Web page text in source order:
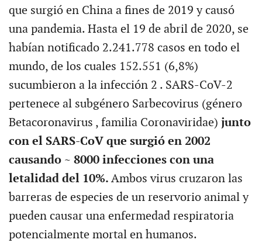
que surgió en China a fines de 2019 y causó
una pandemia. Hasta el 19 de abril de 2020, se
habían notificado 2.241.778 casos en todo el
mundo, de los cuales 152.551 (6,8%)
sucumbieron a la infección 2 . SARS-CoV-2
pertenece al subgénero Sarbecovirus (género
Betacoronavirus , familia Coronaviridae) junto
con el SARS-CoV que surgió en 2002
causando ~ 8000 infecciones con una
letalidad del 10%. Ambos virus cruzaron las
barreras de especies de un reservorio animal y
pueden causar una enfermedad respiratoria
potencialmente mortal en humanos.